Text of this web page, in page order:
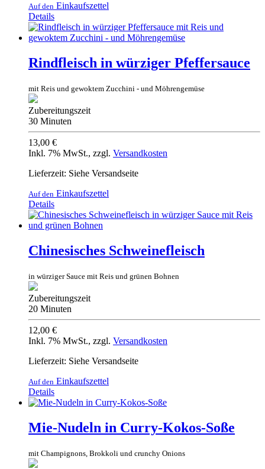
Auf den Einkaufszettel
Details
Rindfleisch in würziger Pfeffersauce
mit Reis und gewoktem Zucchini - und Möhrengemüse
Zubereitungszeit
30 Minuten
13,00 €
Inkl. 7% MwSt., zzgl. Versandkosten
Lieferzeit: Siehe Versandseite
Auf den Einkaufszettel
Details
Chinesisches Schweinefleisch
in würziger Sauce mit Reis und grünen Bohnen
Zubereitungszeit
20 Minuten
12,00 €
Inkl. 7% MwSt., zzgl. Versandkosten
Lieferzeit: Siehe Versandseite
Auf den Einkaufszettel
Details
Mie-Nudeln in Curry-Kokos-Soße
mit Champignons, Brokkoli und crunchy Onions